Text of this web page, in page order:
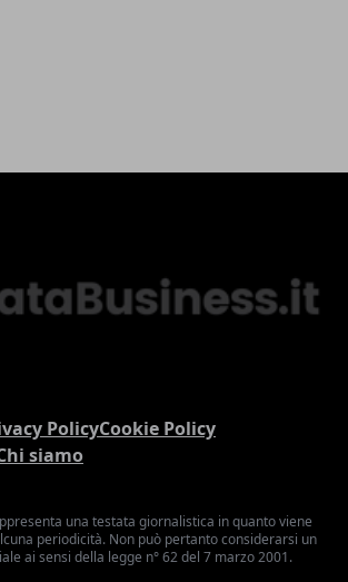
PolicyCookie Policy
siamo
una testata giornalistica in quanto viene
periodicità. Non può pertanto considerarsi un
ai sensi della legge n° 62 del 7 marzo 2001.